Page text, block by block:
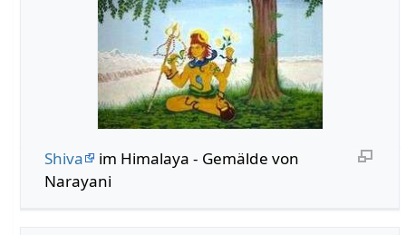
Shiva
im Himalaya - Gemälde von
Narayani